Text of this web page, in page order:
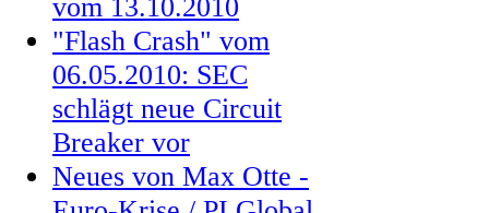
vom 13.10.2010
"Flash Crash" vom
06.05.2010: SEC
schlägt neue Circuit
Breaker vor
Neues von Max Otte -